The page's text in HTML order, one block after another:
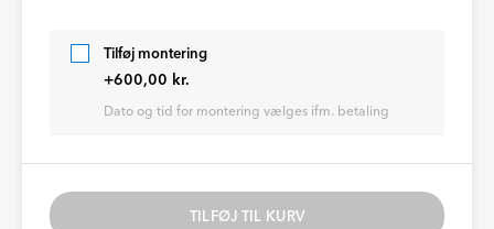
Tilføj montering
+600,00 kr.
Dato og tid for montering vælges ifm. betaling
TILFØJ TIL KURV